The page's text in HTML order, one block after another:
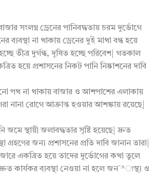
সংলগ্ন ড্রেনের পানিবদ্ধতায় চরম দুর্ভোগে
ব্যবস্থা না থাকায় ড্রেনের দুই মাথা বন্ধ হয়ে
তীব্র দুর্গন্ধ, দূষিত হচ্ছে পরিবেশ| গতকাল
হয়ে প্রশাসনের নিকট পানি নিষ্কাশনের দাবি
পথ না থাকায় বাজার ও আশপাশের এলাকায়
নানা রোগে আক্রান্ত হওয়ার আশঙ্কায় রয়েছে|
জমে স্থায়ী জলাবদ্ধতার সৃষ্টি হয়েছে| দ্রুত
গ্রহণের জন্য প্রশাসনের প্রতি দাবি জানান তারা|
একত্রিত হয়ে তাদের দুর্ভোগের কথা তুলে
কার্যকর ব্যবস্থা নেওয়া না হলে জন¯^াস্থ্য ও